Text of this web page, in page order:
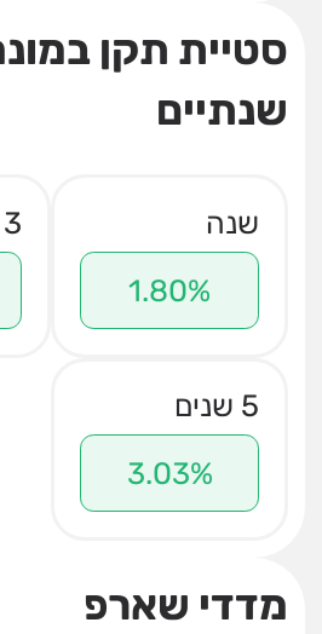
סטיית תקן
שנתיים
שנה
1.80%
3 שנים
5 שנים
3.03%
מדדי שארפ